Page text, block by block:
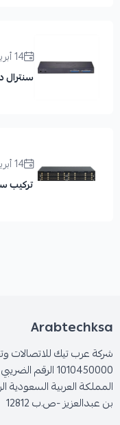
14 أبريل 2026
سنترال
14 أبريل 2026
تركيب
Arabtechksa
شركة عرب تيك للاتصالات
المملكة العربية
بن عبدالعزيز -ص.ب 12812